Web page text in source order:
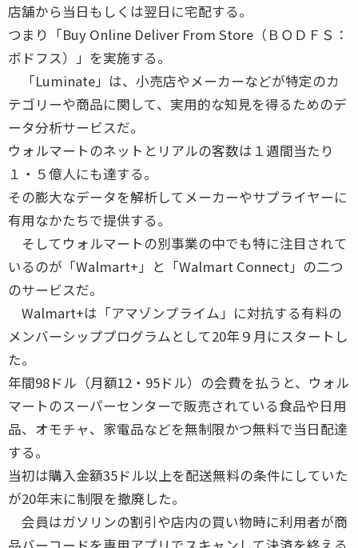
店舗から当日もしくは翌日に宅配する。
つまり「Buy Online Deliver From Store（ＢＯＤＦＳ：
ボドフス）」を実施する。
「Luminate」は、小売店やメーカーなどが特定のカ
テゴリーや商品に関して、実用的な知見を得るためのデ
ータ分析サービスだ。
ウォルマートのネットとリアルの客数は１週間当たり
１・５億人にも達する。
その膨大なデータを解析してメーカーやサプライヤーに
有用なかたちで提供する。
そしてウォルマートの別事業の中でも特に注目されて
いるのが「Walmart+」と「Walmart Connect」の二つ
のサービスだ。
Walmart+は「アマゾンプライム」に対抗する有料の
メンバーシッププログラムとして20年９月にスタートし
た。
年間98ドル（月額12・95ドル）の会費を払うと、ウォル
マートのスーパーセンターで販売されている食品や日用
品、オモチャ、家電品などを無制限かつ無料で当日配達
する。
当初は購入金額35ドル以上を配送無料の条件にしていた
が20年末に制限を撤廃した。
会員はガソリンの割引や店内の買い物時に利用者が商